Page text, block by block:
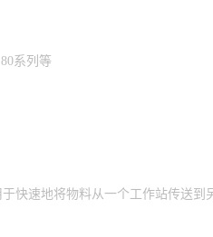
系列等
快速地将物料从一个工作站传